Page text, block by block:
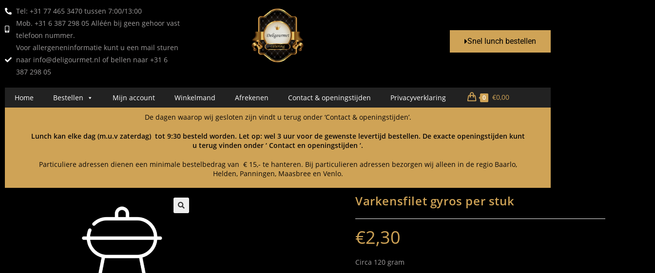
Tel: +31 77 465 3470 tussen 7:00/13:00
Mob. +31 6 387 298 05 Alléén bij geen gehoor vast
telefoon nummer.
Voor allergeneninformatie kunt u een mail sturen
naar info@deligourmet.nl of bellen naar +31 6
387 298 05
Snel lunch bestellen
Home Bestellen Mijn account Winkelmand Afrekenen Contact & openingstijden Privacyverklaring 0 €0,00
De dagen waarop wij gesloten zijn vindt u terug onder ‘Contact & openingstijden’.
Lunch kan elke dag (m.u.v zaterdag) tot 9:30 besteld worden. Let op: wel 3 uur voor de gewenste levertijd bestellen. De exacte openingstijden kunt
u terug vinden onder ‘ Contact en openingstijden ‘.
Particuliere adressen dienen een minimale bestelbedrag van € 15,- te hanteren. Bij particulieren adressen bezorgen wij alleen in de regio Baarlo,
Helden, Panningen, Maasbree en Venlo.
Varkensfilet gyros per stuk
€2,30
Circa 120 gram